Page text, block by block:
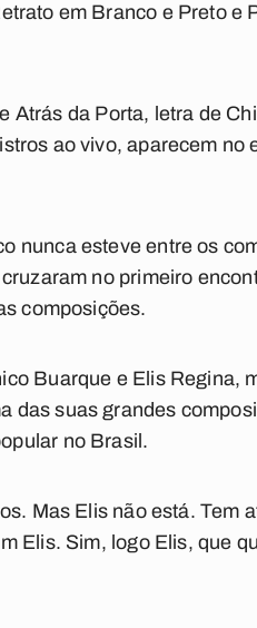
em Branco e Pretoe
Atrás da Porta, letra de
ao vivo, aparecem no
nunca esteve entre os
no primeiro
composições.
Buarque e Elis Regina,
das suas grandes
no Brasil.
. Mas Elis não está. Tem
Elis. Sim, logo Elis, que